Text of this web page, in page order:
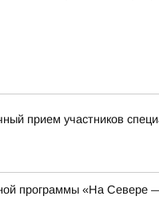
прием участников
программы «На Севере